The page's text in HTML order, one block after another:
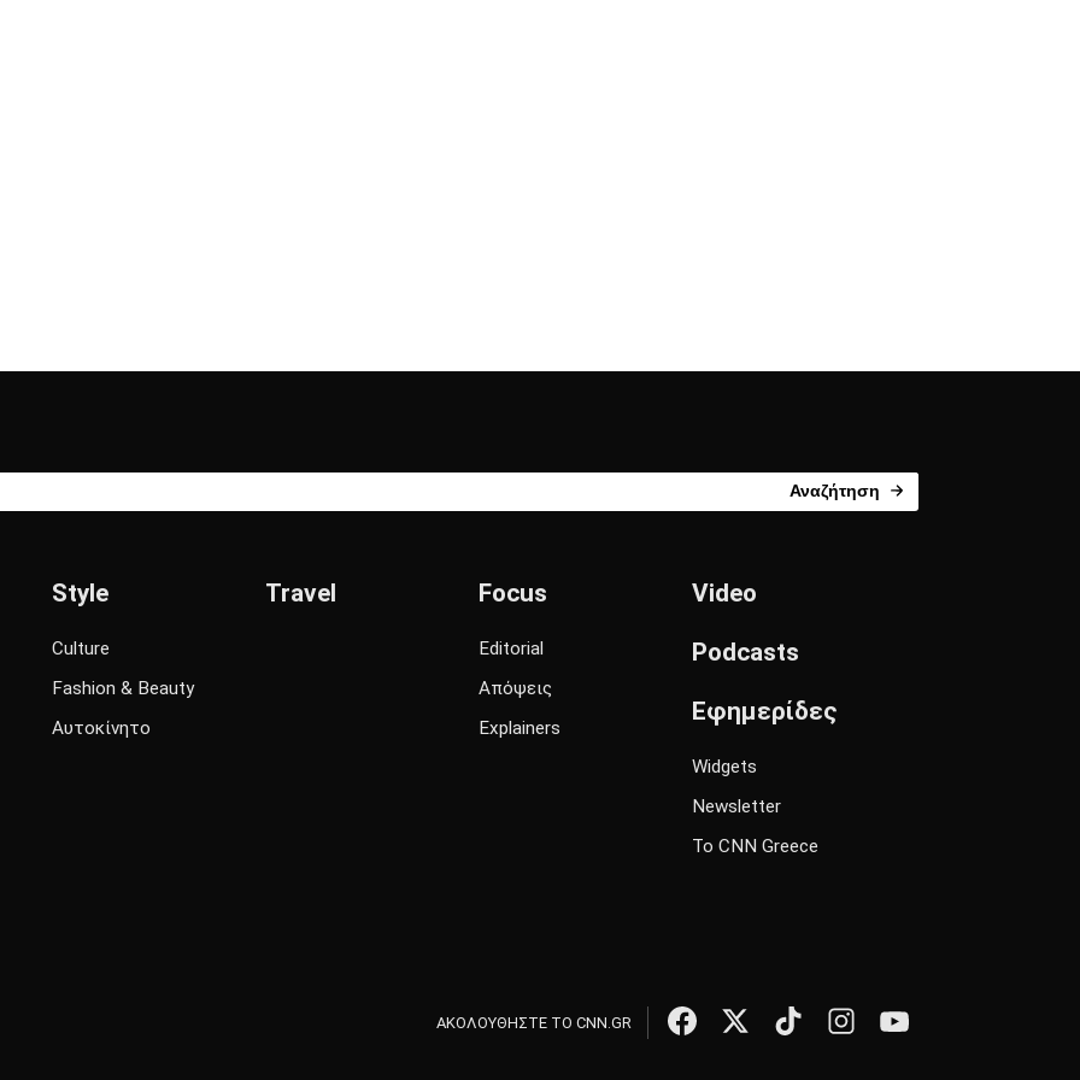
Αναζήτηση
Style
Culture
Fashion & Beauty
Αυτοκίνητο
Travel Focus
Editorial
Απόψεις
Explainers
Video
Podcasts
Εφημερίδες
Widgets
Newsletter
Το CNN Greece
ΑΚΟΛΟΥΘΗΣΤΕ ΤΟ CNN.GR